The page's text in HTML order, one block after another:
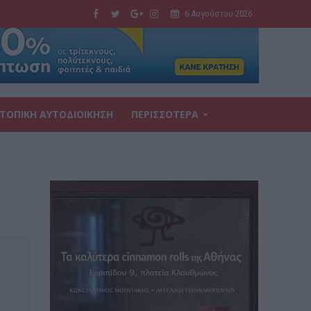
6 Αυγούστου 2026
ΑΥΤΟΔΙΟΙΚΗΣΗ ΠΕΡΙΣΣΟΤΕΡΑ